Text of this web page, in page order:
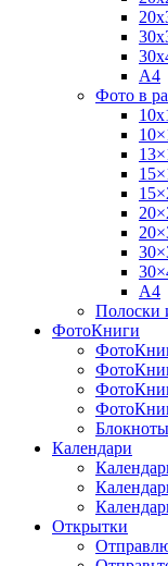
А4
Фото в
A4
Полоски
ФотоКниги
Блокноты
Календари
Открытки